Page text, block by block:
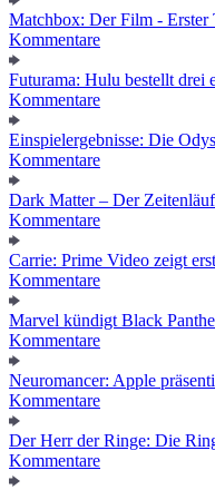
Matchbox: Der Film - Erster
Kommentare
Futurama: Hulu bestellt drei
Kommentare
Einspielergebnisse: Die
Kommentare
Dark Matter – Der
Kommentare
Carrie: Prime Video zeigt
Kommentare
Marvel kündigt Black
Kommentare
Neuromancer: Apple
Kommentare
Der Herr der Ringe: Die
Kommentare